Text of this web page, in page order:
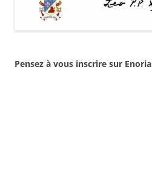
Pensez à vous inscrire sur Enoria